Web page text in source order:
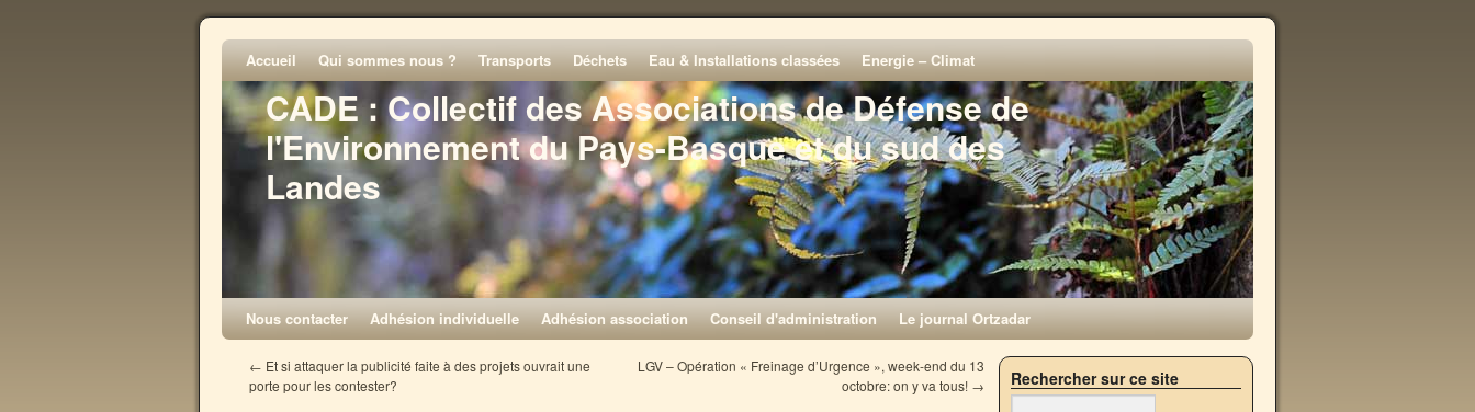
CADE : Collectif des Associations de Défense de
l'Environnement du Pays-Basque et du sud des
Landes
Accueil Qui sommes nous ? Transports Déchets Eau & Installations classées Energie – Climat
Nous contacter Adhésion individuelle Adhésion association Conseil d'administration Le journal Ortzadar
← Et si attaquer la publicité faite à des projets ouvrait une
porte pour les contester?
LGV – Opération « Freinage d’Urgence », week-end du 13
octobre: on y va tous! → Rechercher sur ce site